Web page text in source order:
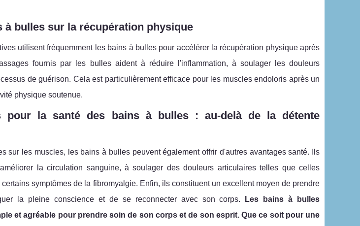
à bulles sur la récupération physique
utilisent fréquemment les bains à bulles pour accélérer la récupération physique après
fournis par les bulles aident à réduire l'inflammation, à soulager les douleurs
de guérison. Cela est particulièrement efficace pour les muscles endoloris après un
physique soutenue.
pour la santé des bains à bulles : au-delà de la détente
sur les muscles, les bains à bulles peuvent également offrir d'autres avantages santé. Ils
la circulation sanguine, à soulager des douleurs articulaires telles que celles
symptômes de la fibromyalgie. Enfin, ils constituent un excellent moyen de prendre
la pleine conscience et de se reconnecter avec son corps.
Les bains à bulles
et agréable pour prendre soin de son corps et de son esprit. Que ce soit pour une